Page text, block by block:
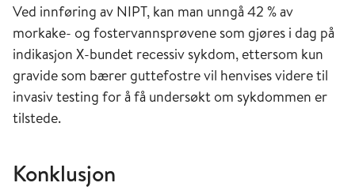
Ved innføring av NIPT, kan man unngå 42 % av
morkake- og fostervannsprøvene som gjøres i dag på
indikasjon X-bundet recessiv sykdom, ettersom kun
gravide som bærer guttefostre vil henvises videre til
invasiv testing for å få undersøkt om sykdommen er
tilstede.
Konklusjon